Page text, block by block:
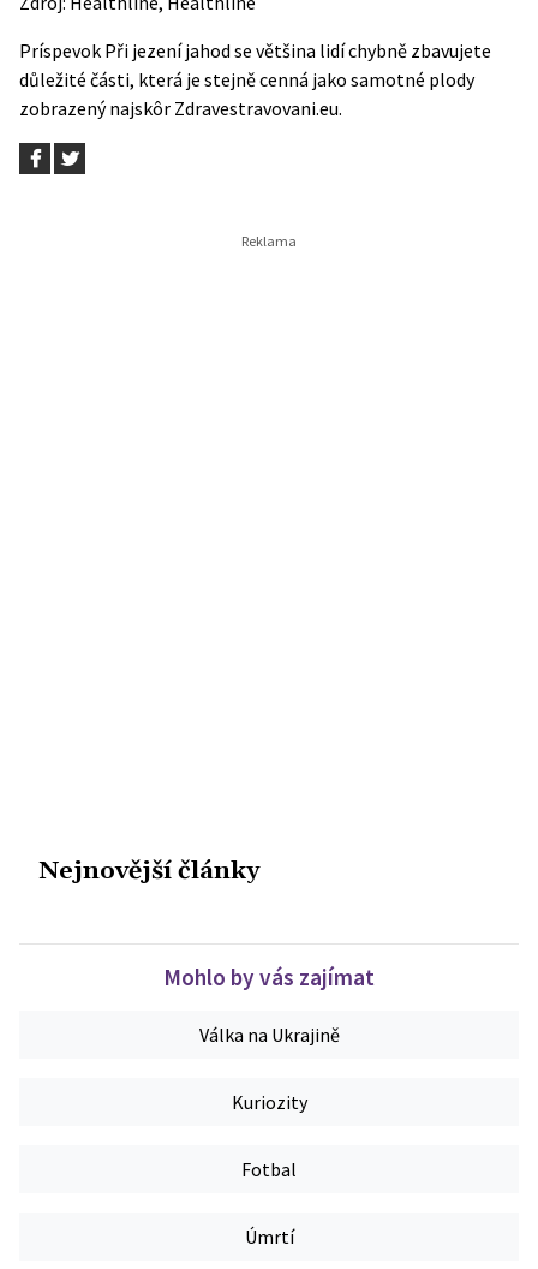
Príspevok Při jezení jahod se většina lidí chybně zbavujete
důležité části, která je stejně cenná jako samotné plody
zobrazený najskôr Zdravestravovani.eu.
Nejnovější články
Mohlo by vás zajímat
Válka na Ukrajině
Kuriozity
Fotbal
Úmrtí